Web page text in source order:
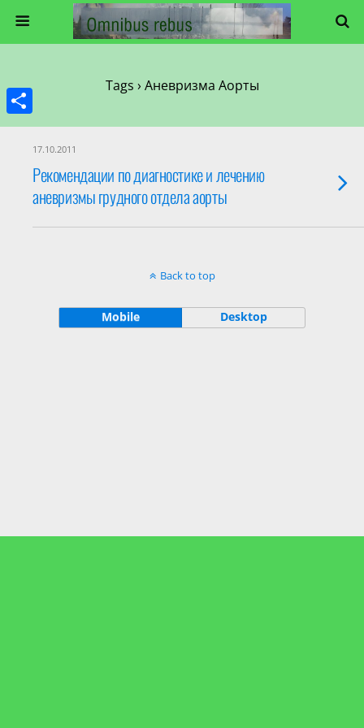
Tags › Аневризма Аорты
17.10.2011
Рекомендации по диагностике и лечению
аневризмы грудного отдела аорты
Back to top
Mobile Desktop
Share